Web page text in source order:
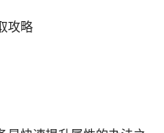
攻略